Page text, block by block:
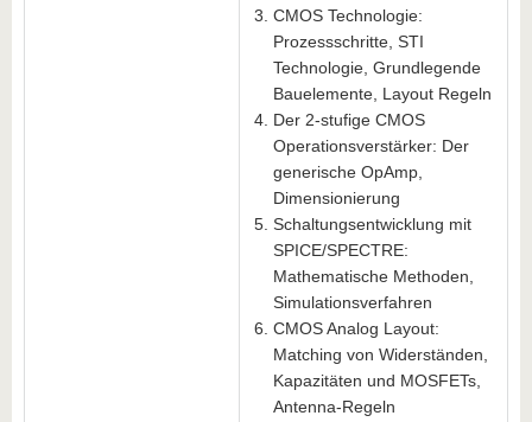
CMOS Technologie:
Prozessschritte, STI
Technologie, Grundlegende
Bauelemente, Layout Regeln
Der 2-stufige CMOS
Operationsverstärker: Der
generische OpAmp,
Dimensionierung
Schaltungsentwicklung mit
SPICE/SPECTRE:
Mathematische Methoden,
Simulationsverfahren
CMOS Analog Layout:
Matching von Widerständen,
Kapazitäten und MOSFETs,
Antenna-Regeln